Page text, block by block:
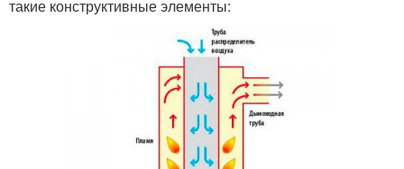
такие конструктивные элементы: